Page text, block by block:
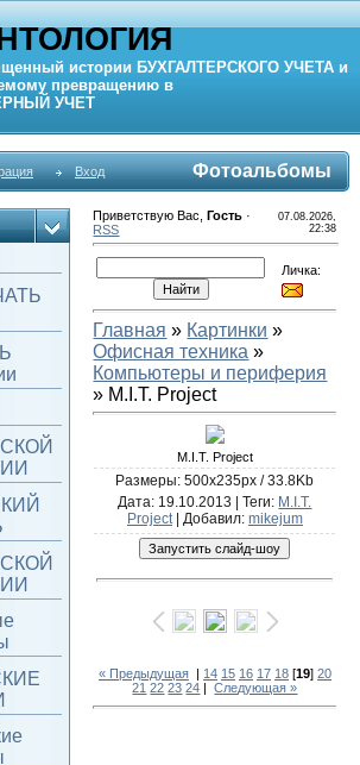
истории БУХГАЛТЕРСКОГО УЧЕТА и
превращению в
УЧЕТ
Вход Фотоальбомы
Приветствую Вас ,Гость ·
RSS
07.08.2026,
22:38
Личка:
Главная » Картинки »
Офисная техника »
Компьютеры и периферия
» M.I.T. Project
M.I.T. Project
Размеры: 500x235px / 33.8Kb
Дата: 19.10.2013 |Теги: M.I.T.
Project| Добавил: mikejum
« Предыдущая| 14 15 16 17 18[19] 20
21 22 23 24 |Следующая »